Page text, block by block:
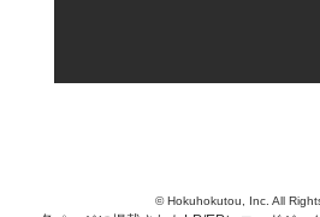
© Hokuhokutou, Inc. All